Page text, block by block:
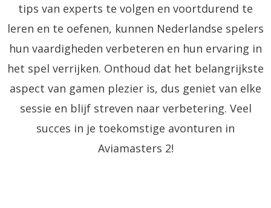
tips van experts te volgen en voortdurend te
leren en te oefenen, kunnen Nederlandse spelers
hun vaardigheden verbeteren en hun ervaring in
het spel verrijken. Onthoud dat het belangrijkste
aspect van gamen plezier is, dus geniet van elke
sessie en blijf streven naar verbetering. Veel
succes in je toekomstige avonturen in
Aviamasters 2!